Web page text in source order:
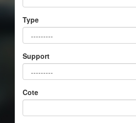
Type
Support
Cote